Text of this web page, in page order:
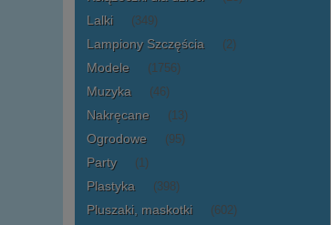
Lalki (349)
Lampiony Szczęścia (2)
Modele (1756)
Muzyka (46)
Nakręcane (13)
Ogrodowe (95)
Party (1)
Plastyka (398)
Pluszaki, maskotki (602)